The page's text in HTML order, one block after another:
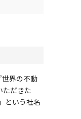
世界の不動
ただきた
という社名